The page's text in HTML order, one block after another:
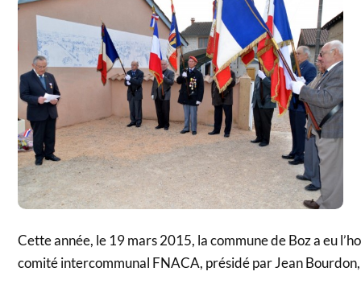
Cette année, le 19 mars 2015, la commune de Boz a eu
comité intercommunal FNACA, présidé par Jean